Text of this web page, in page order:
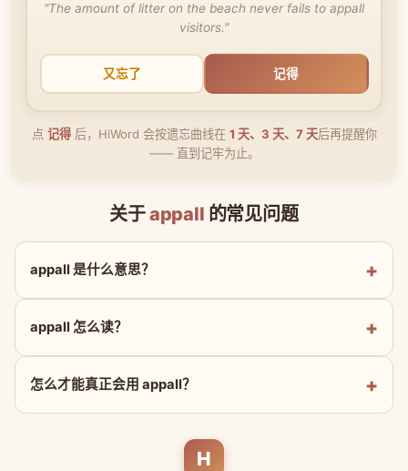
"The amount of litter on the beach never fails to appall
visitors."
又忘了 记得
点 记得后，HiWord 会按遗忘曲线在 1 天、3 天、7 天后再提醒你
—— 直到记牢为止。
关于appall 的常见问题
appall 是什么意思？
appall 怎么读？
怎么才能真正会用 appall？
H